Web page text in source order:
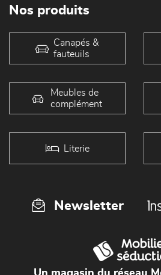
Nos produits
Canapés &
fauteuils
Meubles de
complément
Literie
Newsletter